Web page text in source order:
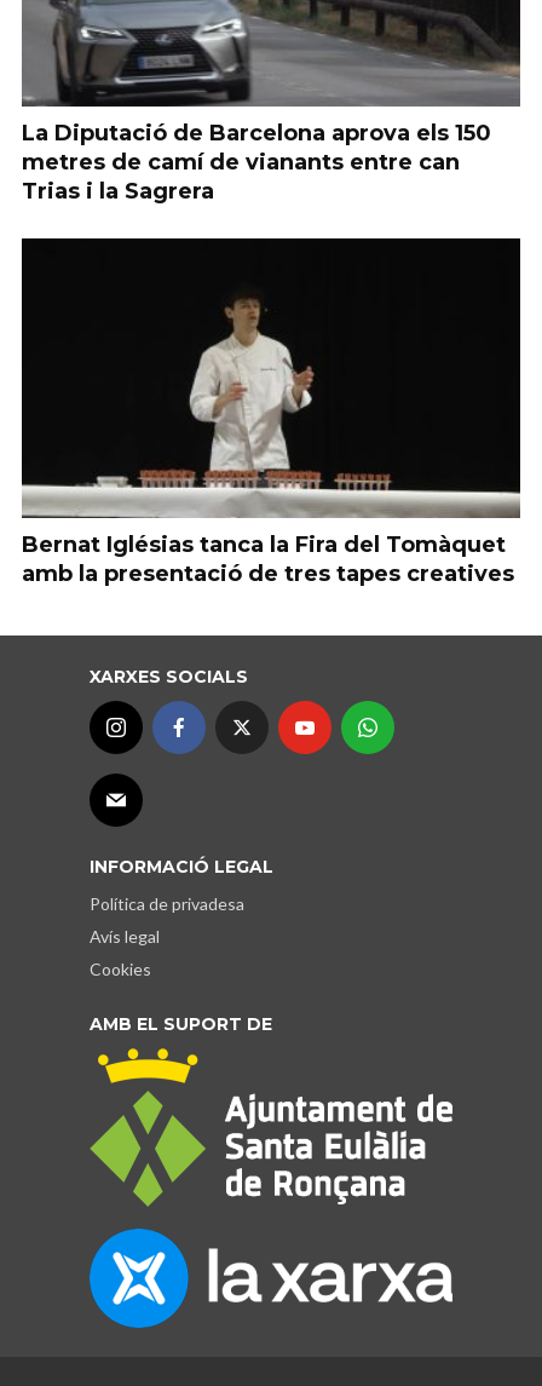
La Diputació de Barcelona aprova els 150
metres de camí de vianants entre can
Trias i la Sagrera
Bernat Iglésias tanca la Fira del Tomàquet
amb la presentació de tres tapes creatives
XARXES SOCIALS
INFORMACIÓ LEGAL
Política de privadesa
Avís legal
Cookies
AMB EL SUPORT DE